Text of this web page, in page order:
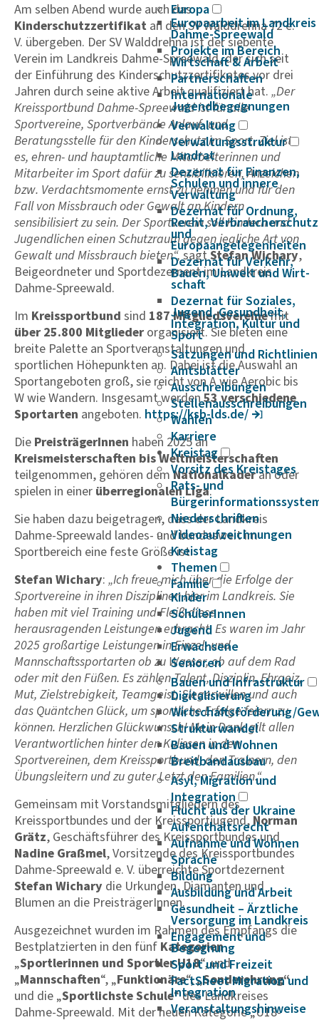
Europa
Europaarbeit im Landkreis
Dahme-Spreewald
Projekte im Bereich
Wirtschaft & Arbeit
Partnerschaften
Internationale
Jugendbegegnungen
Verwaltung
Verwaltungsstruktur
Landrat
Dezernat für Finanzen,
Schulen und innere
Verwaltung
Dezernat für Ordnung,
Recht, Verbraucherschutz
und
Europaangelegenheiten
Dezernat für Verkehr,
Bauen, Umwelt und Wirt­
schaft
Dezernat für Soziales,
Jugend, Gesundheit,
Integration, Kultur und
Sport
Satzungen und Richtlinien
Amtsblätter
Ausschreibungen
Stellenausschreibungen
Wahlen
Karriere
Kreistag
Vorsitz des Kreistages
Rats- und
Niederschriften
Videoaufzeichnungen
Kreistag
Themen
Familie
Kinder
SchülerInnen
Jugend
Erwachsene
Senioren
Bauen und Infrastruktur
Digitalisierung
Wirtschaftsförderung/
Strukturwandel
Bauen und Wohnen
Breitbandausbau
Asyl, Migration und
Integration
Flucht aus der Ukraine
Aufenthaltsrecht
Aufnahme und Wohnen
Sprache
Bildung
Ausbildung und Arbeit
Gesundheit – Ärztliche
Versorgung im Landkreis
Engagement und
Begegnung
Sport und Freizeit
FactSheet Migration und
Integration
Veranstaltungshinweise
Am selben Abend wurde auch das
Kinderschutzzertifikat an den SV Walddrehna 72 e.
V. übergeben. Der SV Walddrehna ist der siebente
Verein im Landkreis Dahme-Spreewald, der sich seit
der Einführung des Kinderschutzzertifikates vor drei
Jahren durch seine aktive Arbeit qualifiziert hat. „Der
Kreissportbund Dahme-Spreewald ist für alle
Sportvereine, Sportverbände Anlauf- und
Beratungsstelle für den Kinderschutz im Sport. Ziel ist
es, ehren- und hauptamtliche Mitarbeiterinnen und
Mitarbeiter im Sport dafür zu sensibilisieren, Anzeichen
bzw. Verdachtsmomente ernst zu nehmen und für den
Fall von Missbrauch oder Gewalt an Kindern
sensibilisiert zu sein. Der Sportverein soll Kindern und
Jugendlichen einen Schutzraum gegen jegliche Art von
Gewalt und Missbrauch bieten“,sagtStefan Wichary,
Beigeordneter und Sportdezernent im Landkreis
Dahme-Spreewald.
Im Kreissportbund sind 187 Mitgliedsvereinemit
über 25.800 Mitglieder organisiert. Sie bieten eine
breite Palette an Sportveranstaltungen und
sportlichen Höhepunkten an. Dabei ist die Auswahl an
Sportangeboten groß, sie reicht von A wie Aerobic bis
W wie Wandern. Insgesamt werden53 verschiedene
Sportarten angeboten. https://ksb-lds.de/
Die PreisträgerInnen haben 2025 an
Kreismeisterschaften bis Weltmeisterschaften
teilgenommen, gehören demNationalkaderan oder
spielen in einer überregionalen Liga.
Sie haben dazu beigetragen, dass der Landkreis
Dahme-Spreewald landes- und bundesweit im
Sportbereich eine feste Größe ist.
Stefan Wichary: „Ich freue mich über die Erfolge der
Sportvereine in ihren Disziplinen hier im Landkreis. Sie
haben mit viel Training und Fleiß diese
herausragenden Leistungen erbracht. Es waren im Jahr
2025 großartige Leistungen in Einzel- und
Mannschaftssportarten ob zu Wasser, ob auf dem Rad
oder mit den Füßen. Es zählen Talent, Disziplin, Ehrgeiz,
Mut, Zielstrebigkeit, Teamgeist, Siegerwillen und auch
das Quäntchen Glück, um sportliche Erfolge feiern zu
können. Herzlichen Glückwunsch! Mein Dank gilt allen
Verantwortlichen hinter den Kulissen in den
Sportvereinen, dem Kreissportbund, den Trainern, den
Übungsleitern und zu guter Letzt den Familien.“
Gemeinsam mit Vorstandsmitgliedern des
Kreissportbundes und der Kreissportjugend,Norman
Grätz, Geschäftsführer des Kreissportbundes und
Nadine Graßmel, Vorsitzende des Kreissportbundes
Dahme-Spreewald e. V. überreichte Sportdezernent
Stefan Wichary die Urkunden, Diamanten und
Blumen an die PreisträgerInnen.
Ausgezeichnet wurden im Rahmen des Empfangs die
Bestplatzierten in den fünf Kategorien
„Sportlerinnen und Sportler U18“, und
„Mannschaften“, „Funktionäre“,„Sonderehrung“
und die „Sportlichste Schule“ des Landkreises
Dahme-Spreewald. Mit der neuen Kategorie „U18-